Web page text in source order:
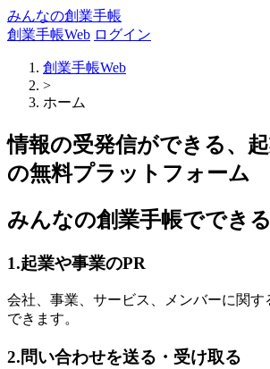
みんなの創業手帳
創業手帳Web ログイン
創業手帳Web
>
ホーム
情報の受発信ができる、
の無料プラットフォーム
みんなの創業手帳ででき
1.起業や事業のPR
会社、事業、サービス、メンバーに関す
できます。
2.問い合わせを送る・受け取る